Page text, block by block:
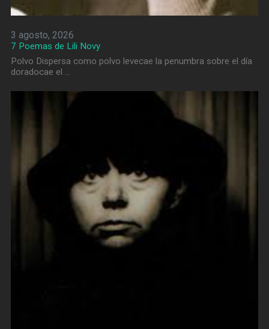
3 agosto, 2026
7 Poemas de Lili Novy
Polvo Dispersa como polvo levecae la penumbra sobre el día
doradocae el …